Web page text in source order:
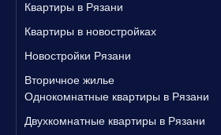
Квартиры в Рязани
Квартиры в новостройках
Новостройки Рязани
Вторичное жилье
Однокомнатные квартиры в Рязани
Двухкомнатные квартиры в Рязани